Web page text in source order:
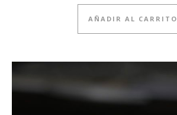
AÑADIR AL CARRITO